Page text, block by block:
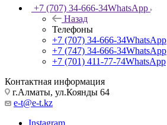
+7 (707) 34-666-34WhatsApp
Назад
Телефоны
+7 (707) 34-666-34WhatsApp
+7 (747) 34-666-34WhatsApp
+7 (701) 411-77-74WhatsApp
Контактная информация
г.Алматы, ул.Коянды 64
e-t@e-t.kz
Instagram